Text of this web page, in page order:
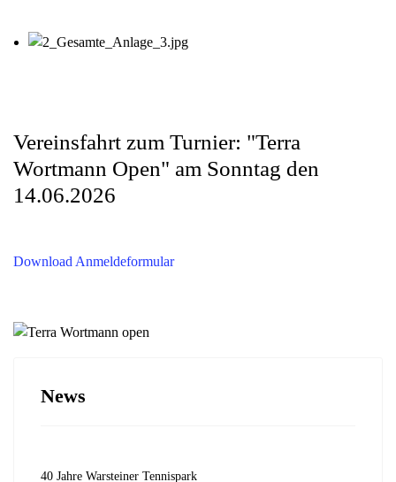
Vereinsfahrt zum Turnier: "Terra
Wortmann Open" am Sonntag den
14.06.2026
Download Anmeldeformular
News
40 Jahre Warsteiner Tennispark